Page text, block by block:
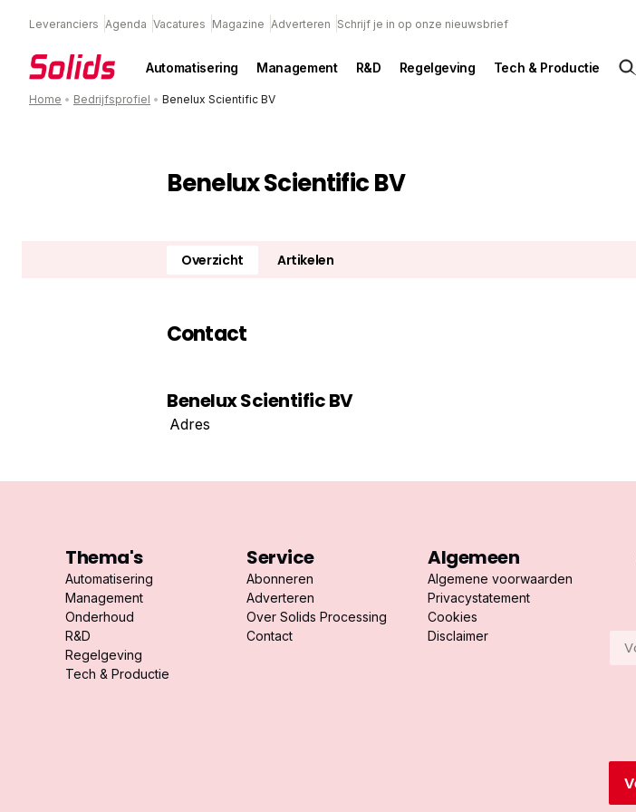
Leveranciers Agenda Vacatures Magazine Adverteren Schrijf je in op onze nieuwsbrief
Automatisering Management R&D Regelgeving Tech & Productie
Home • Bedrijfsprofiel • Benelux Scientific BV
Benelux Scientific BV
Overzicht Artikelen
Contact
Benelux Scientific BV
Adres
Thema's
Automatisering
Management
Onderhoud
R&D
Regelgeving
Tech & Productie
Service
Abonneren
Adverteren
Over Solids Processing
Contact
Algemeen
Algemene voorwaarden
Privacystatement
Cookies
Disclaimer